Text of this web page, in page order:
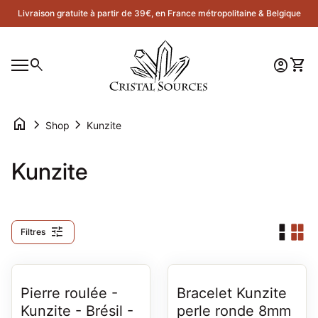
Skip to content
Livraison gratuite à partir de 39€, en France métropolitaine & Belgique
Navigation mobile
search
Accueil
Compte
account_circle Voir
shopping_cart
home chevron_right Shop chevron_right Kunzite
Kunzite
Filtres tune
Pierre roulée -
Kunzite - Brésil -
Bracelet Kunzite
perle ronde 8mm